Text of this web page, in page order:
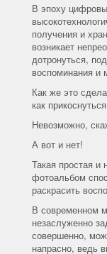
В эпоху
получения и
возникает
дотронуться,
воспоминания и
Как же это
как
Невозможно,
А вот и нет!
Такая простая и
фотоальбом
раскрасить
В современном
незаслуженно
совершенно,
напрасно, ведь